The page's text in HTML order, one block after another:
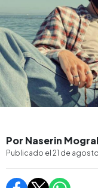
Por Naserin
Publicado el 21 de